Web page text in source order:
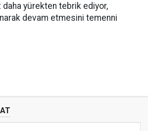
daha yürekten tebrik ediyor,
devam etmesini temenni